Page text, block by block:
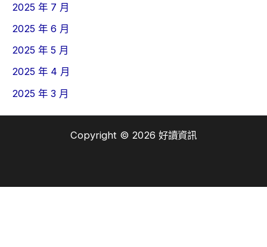
2025 年 7 月
2025 年 6 月
2025 年 5 月
2025 年 4 月
2025 年 3 月
Copyright © 2026 好讀資訊